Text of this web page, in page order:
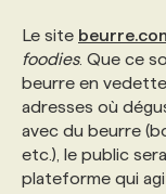
ANNONCEZ
Le site
foodies. Que ce
beurre en
adresses où
avec du beurre
etc.), le public
plateforme qui